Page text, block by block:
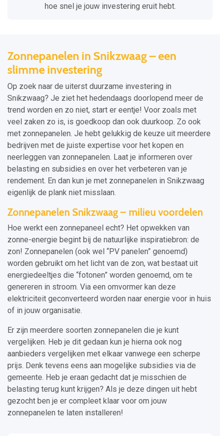
hoe snel je jouw investering eruit hebt.
Zonnepanelen in Snikzwaag – een
slimme investering
Op zoek naar de uiterst duurzame investering in
Snikzwaag? Je ziet het hedendaags doorlopend meer de
trend worden en zo niet, start er eentje! Voor zoals met
veel zaken zo is, is goedkoop dan ook duurkoop. Zo ook
met zonnepanelen. Je hebt gelukkig de keuze uit meerdere
bedrijven met de juiste expertise voor het kopen en
neerleggen van zonnepanelen. Laat je informeren over
belasting en subsidies en over het verbeteren van je
rendement. En dan kun je met zonnepanelen in Snikzwaag
eigenlijk de plank niet misslaan.
Zonnepanelen Snikzwaag – milieu voordelen
Hoe werkt een zonnepaneel echt? Het opwekken van
zonne-energie begint bij de natuurlijke inspiratiebron: de
zon! Zonnepanelen (ook wel “PV panelen” genoemd)
worden gebruikt om het licht van de zon, wat bestaat uit
energiedeeltjes die “fotonen” worden genoemd, om te
genereren in stroom. Via een omvormer kan deze
elektriciteit geconverteerd worden naar energie voor in huis
of in jouw organisatie.
Er zijn meerdere soorten zonnepanelen die je kunt
vergelijken. Heb je dit gedaan kun je hierna ook nog
aanbieders vergelijken met elkaar vanwege een scherpe
prijs. Denk tevens eens aan mogelijke subsidies via de
gemeente. Heb je eraan gedacht dat je misschien de
belasting terug kunt krijgen? Als je deze dingen uit hebt
gezocht ben je er compleet klaar voor om jouw
zonnepanelen te laten installeren!